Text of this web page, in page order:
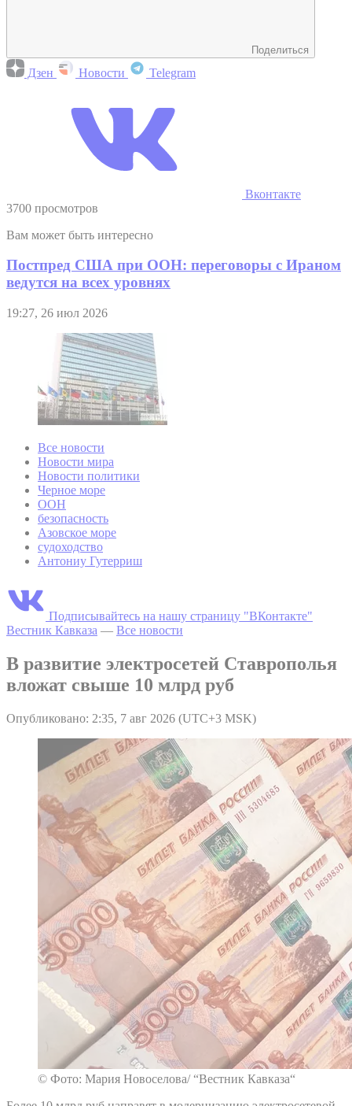
Поделиться
Дзен Новости Telegram
Вконтакте
3700 просмотров
Вам может быть интересно
Постпред США при ООН: переговоры с Ираном
ведутся на всех уровнях
19:27, 26 июл 2026
Все новости
Новости мира
Новости политики
Черное море
ООН
безопасность
Азовское море
судоходство
Антониу Гутерриш
Подписывайтесь на нашу страницу "ВКонтакте"
Вестник Кавказа — Все новости
В развитие электросетей Ставрополья
вложат свыше 10 млрд руб
Опубликовано: 2:35, 7 авг 2026 (UTC+3 MSK)
© Фото: Мария Новоселова/ “Вестник Кавказа“